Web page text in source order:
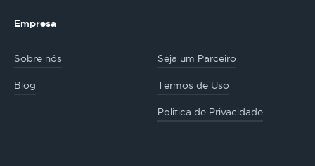
Empresa
Sobre nós Seja um Parceiro
Blog Termos de Uso
Politica de Privacidade